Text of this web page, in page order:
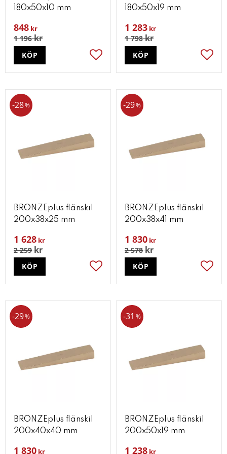
180x50x10 mm
848 kr
1 196kr
Lägg till i favoriter
KÖP
180x50x19 mm
1 283 kr
1 798kr
KÖP
BRONZEplus flänskil
200x38x25 mm
1 628 kr
2 259kr
28%
Lägg till i favoriter
KÖP
BRONZEplus flänskil
200x38x41 mm
1 830 kr
2 578kr
29%
KÖP
BRONZEplus flänskil
200x40x40 mm
1 830 kr
29%
BRONZEplus flänskil
200x50x19 mm
1 238 kr
31 %